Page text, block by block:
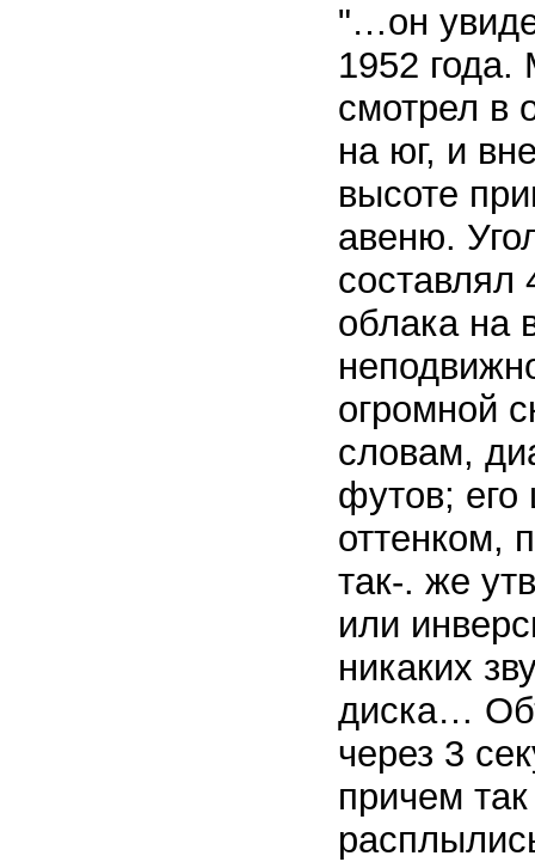
"…он
1952 года.
смотрел в
на юг, и
высоте
авеню.
составлял
облака на
огромной
словам,
футов;
так-. же
или
никаких
диска…
через 3
причем